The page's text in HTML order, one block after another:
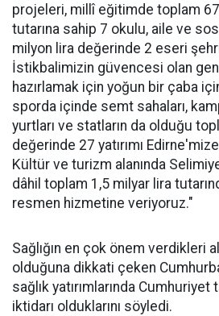
projeleri, millî eğitimde toplam
tutarına sahip 7 okulu, aile ve
milyon lira değerinde 2 eseri
İstikbalimizin güvencesi olan
hazırlamak için yoğun bir çaba
sporda içinde semt sahaları,
yurtları ve statların da olduğu
değerinde 27 yatırımı
Kültür ve turizm alanında
dâhil toplam 1,5 milyar lira
resmen hizmetine veriyoruz."
Sağlığın en çok önem verdikleri
olduğuna dikkati çeken
sağlık yatırımlarında Cumhuriyet
iktidarı olduklarını söyledi.